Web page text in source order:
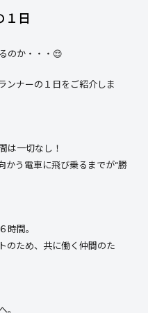
１日
のか・・・😌
ンナーの１日をご紹介しま
は一切なし！
かう電車に飛び乗るまでが“勝
時間。
のため、共に働く仲間のた
。